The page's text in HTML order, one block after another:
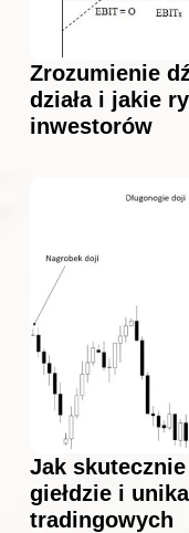
Zrozumienie
działa i jakie
inwestorów
Jak
giełdzie i
tradingowych